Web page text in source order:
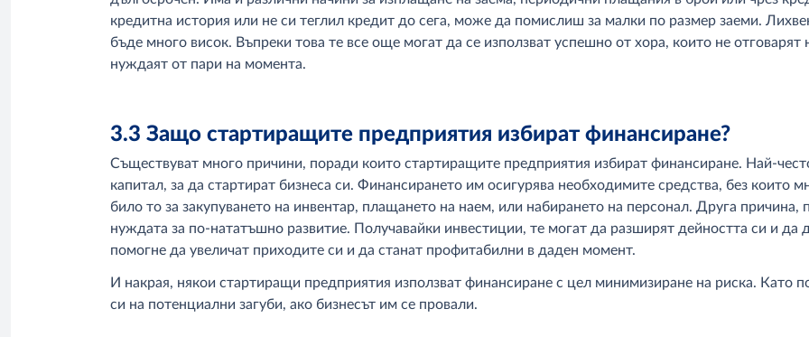
кредитна история или не си теглил кредит до сега, може да помислиш за малки по размер заеми.
бъде много висок. Въпреки това те все още могат да се използват успешно от хора, които не отговарят
нуждаят от пари на момента.
3.3 Защо стартиращите предприятия избират финансиране?
Съществуват много причини, поради които стартиращите предприятия избират финансиране. Най-
капитал, за да стартират бизнеса си. Финансирането им осигурява необходимите средства, без които
било то за закупуването на инвентар, плащането на наем, или набирането на персонал. Друга причина,
нуждата за по-нататъшно развитие. Получавайки инвестиции, те могат да разширят дейността си и
помогне да увеличат приходите си и да станат профитабилни в даден момент.
И накрая, някои стартиращи предприятия използват финансиране с цел минимизиране на риска. Като
си на потенциални загуби, ако бизнесът им се провали.